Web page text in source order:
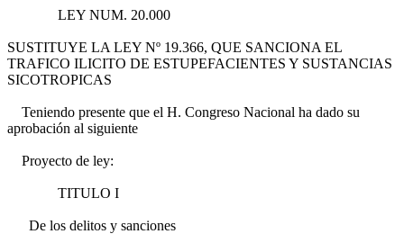
LEY NUM. 20.000
SUSTITUYE LA LEY Nº 19.366, QUE SANCIONA EL
TRAFICO ILICITO DE ESTUPEFACIENTES Y SUSTANCIAS
SICOTROPICAS
Teniendo presente que el H. Congreso Nacional ha dado su
aprobación al siguiente
Proyecto de ley:
TITULO I
De los delitos y sanciones